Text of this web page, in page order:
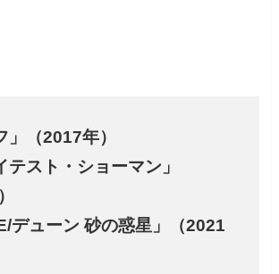
」（2017年）
テスト・ショーマン」
デューン 砂の惑星」（2021